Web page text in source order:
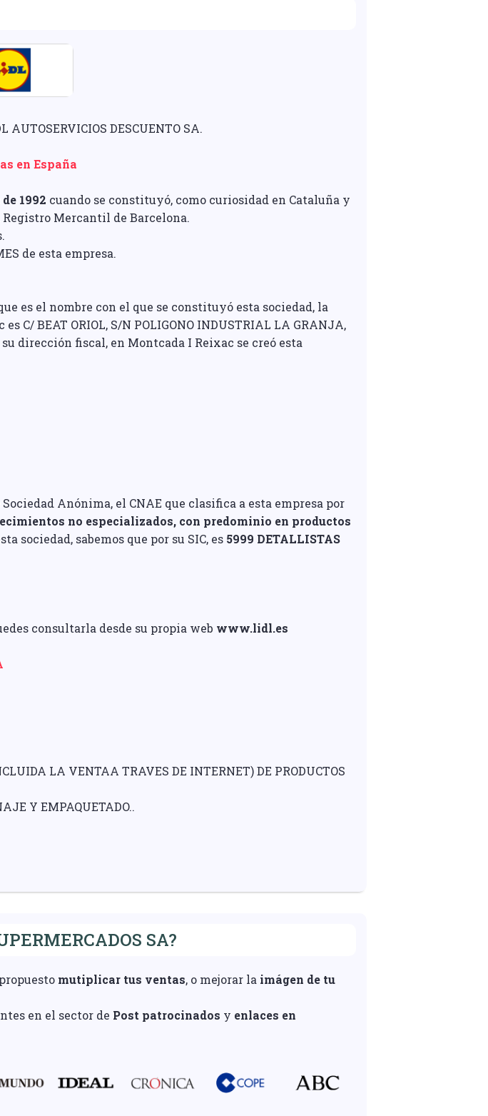
DESCUENTO SA.
en España
1992 cuando se constituyó, como curiosidad en Cataluña y
Mercantil de Barcelona.
de esta empresa.
es el nombre con el que se constituyó esta sociedad, la
BEAT ORIOL, S/N POLIGONO INDUSTRIAL LA GRANJA,
dirección fiscal, en Montcada I Reixac se creó esta
Anónima, el CNAE que clasifica a esta empresa por
no especializados, con predominio en productos
sociedad, sabemos que por su SIC, es 5999 DETALLISTAS
consultarla desde su propia web www.lidl.es
LA VENTAA TRAVES DE INTERNET) DE PRODUCTOS
Y EMPAQUETADO..
SA?
mutiplicar tus ventas, o mejorar la imágen de tu
en el sector de Post patrocinados y enlaces en